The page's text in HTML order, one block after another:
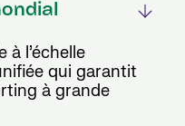
à l’échelle
qui garantit
à grande